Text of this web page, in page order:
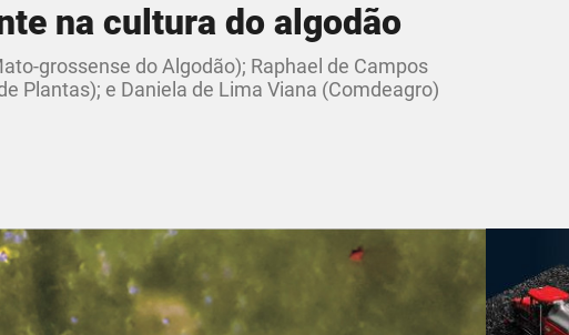
na cultura do algodão
grossense do Algodão); Raphael de Campos
Plantas); e Daniela de Lima Viana (Comdeagro)